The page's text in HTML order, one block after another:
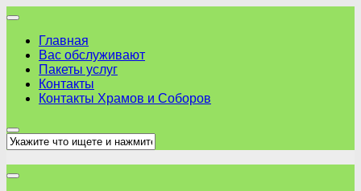
Skip
contentГлавная
Вас обслуживают
Пакеты услуг
Контакты
Контакты Храмов и Соборов